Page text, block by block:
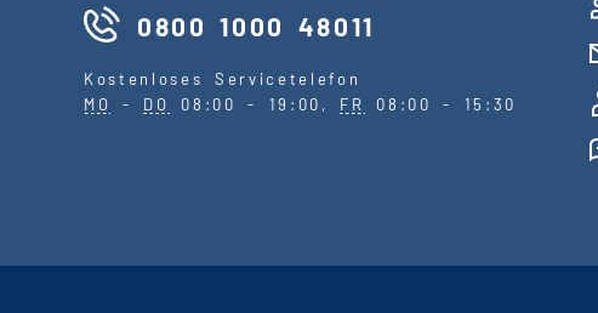
0800 1000 48011
Kostenloses Servicetelefon
MO
- DO 08:00 - 19:00, FR 08:00 - 15:30